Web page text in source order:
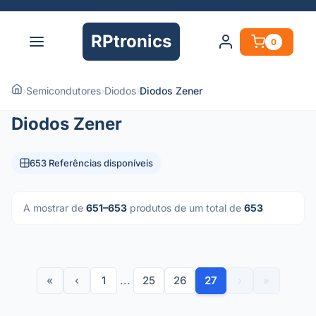
RPtronics 0
›Semicondutores›Diodos›Diodos Zener
Diodos Zener
653 Referências disponíveis
A mostrar de 651–653 produtos de um total de 653
« ‹ 1 ... 25 26 27